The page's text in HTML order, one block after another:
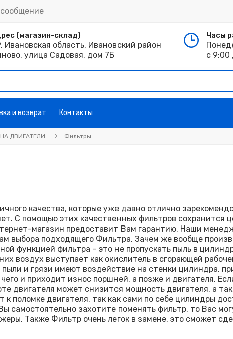
(магазин-склад)
Ивановская область, Ивановский район
улица Садовая, дом 7Б
Часы
с 9:00
и возврат Контакты
ДВИГАТЕЛИ Фильтры
качества, которые уже давно отлично
С помощью этих качественных фильтров сохранится
магазин предоставит Вам гарантию. Наши
выбора подходящего Фильтра. Зачем же вообще
функцией фильтра – это не пропускать пыль в
воздух выступает как окислитель в сгорающей
и грязи имеют воздействие на стенки цилиндра,
и приходит износ поршней, а позже и двигателя.
двигателя может снизится мощность двигателя, а
к поломке двигателя, так как сами по себе цилиндры
самостоятельно захотите поменять фильтр, то Вас
Также Фильтр очень легок в замене, это сможет